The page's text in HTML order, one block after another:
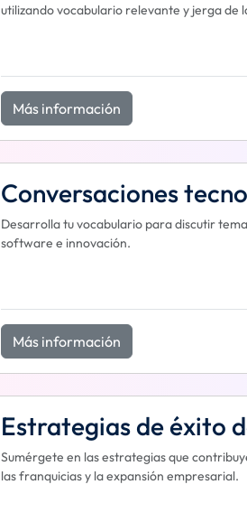
utilizando vocabulario relevante y jerga de
Más información
Conversaciones
Desarrolla tu vocabulario para discutir
software e innovación.
Más información
Estrategias de éxito
Sumérgete en las estrategias que
las franquicias y la expansión empresarial.